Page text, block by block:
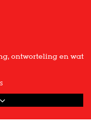
ontworteling en wat